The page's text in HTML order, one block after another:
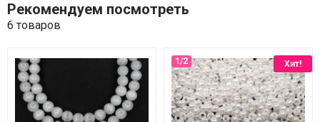
Рекомендуем посмотреть
6 товаров
Хит!